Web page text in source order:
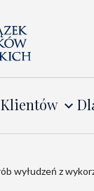
wyłudzeń z